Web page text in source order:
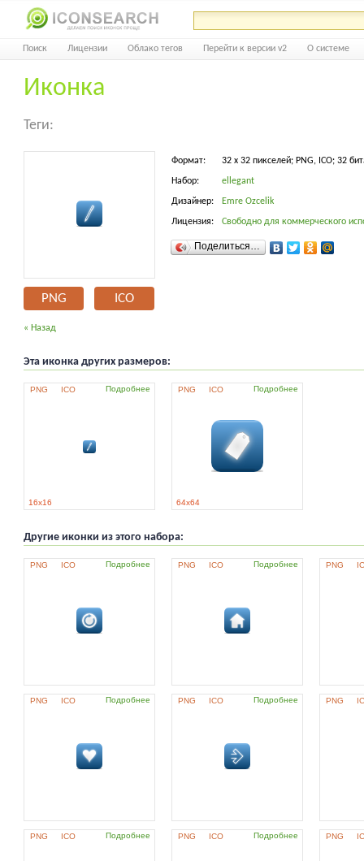
Поиск Лицензии Облако тегов Перейти к версии v2 О системе
Иконка
Теги:
PNG ICO
Формат: 32 x 32 пикселей; PNG, ICO; 32
Набор: ellegant
Дизайнер: Emre Ozcelik
Лицензия: Свободно для коммерческого
Поделиться…
« Назад
Эта иконка других размеров:
PNG ICO Подробнее
16x16
PNG ICO Подробнее
64x64
Другие иконки из этого набора:
PNG ICO Подробнее PNG ICO Подробнее PNG
PNG ICO Подробнее PNG ICO Подробнее PNG
PNG ICO Подробнее PNG ICO Подробнее PNG